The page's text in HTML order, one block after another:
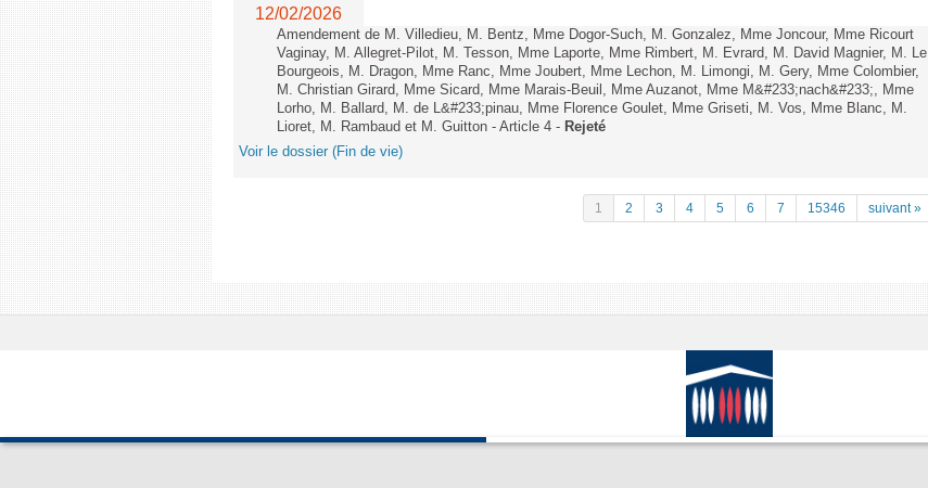
12/02/2026
Amendement de M. Villedieu, M. Bentz, Mme Dogor-Such, M. Gonzalez, Mme Joncour, Mme Ricourt
Vaginay, M. Allegret-Pilot, M. Tesson, Mme Laporte, Mme Rimbert, M. Evrard, M. David Magnier, M. Le
Bourgeois, M. Dragon, Mme Ranc, Mme Joubert, Mme Lechon, M. Limongi, M. Gery, Mme Colombier,
M. Christian Girard, Mme Sicard, Mme Marais-Beuil, Mme Auzanot, Mme M&#233;nach&#233;, Mme
Lorho, M. Ballard, M. de L&#233;pinau, Mme Florence Goulet, Mme Griseti, M. Vos, Mme Blanc, M.
Lioret, M. Rambaud et M. Guitton - Article 4 - Rejeté
Voir le dossier (Fin de vie)
1 2 3 4 5 6 7 15346 suivant »